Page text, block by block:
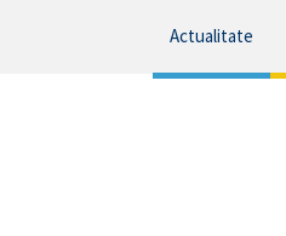
Actualitate